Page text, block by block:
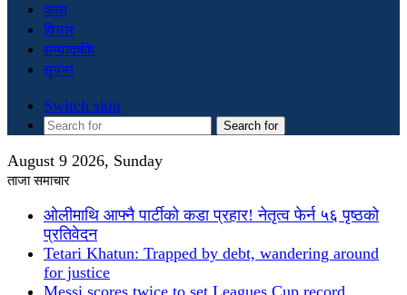
कला
विचार
सम्पादकीय
सुचना
Switch skin
Search for
August 9 2026, Sunday
ताजा समाचार
ओलीमाथि आफ्नै पार्टीको कडा प्रहार! नेतृत्व फेर्न ५६ पृष्ठको
प्रतिवेदन
Tetari Khatun: Trapped by debt, wandering around
for justice
Messi scores twice to set Leagues Cup record